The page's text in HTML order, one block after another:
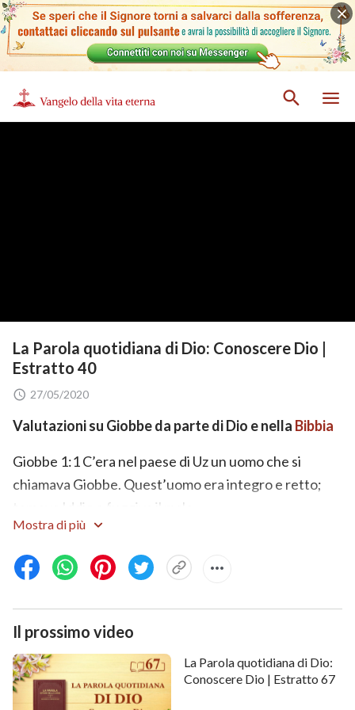
La Parola quotidiana di Dio: Conoscere Dio |
Estratto 40
27/05/2020
Valutazioni su Giobbe da parte di Dio e nella Bibbia
Giobbe 1:1 C’era nel paese di Uz un uomo che si
chiamava Giobbe. Quest’uomo era integro e retto;
temeva Iddio e fuggiva il male.
finita Giobbe li faceva venire per purificarli; si levava
d’essi, perché diceva: “Può darsi che i miei figliuoli
abbian peccato ed abbiano rinnegato Iddio in cuor
loro”. E Giobbe faceva sempre così.
Giobbe 1:8 E Jahvè disse a Satana: “Hai tu notato il
Mostra di più
Il prossimo video
La Parola quotidiana di Dio:
Conoscere Dio | Estratto 67